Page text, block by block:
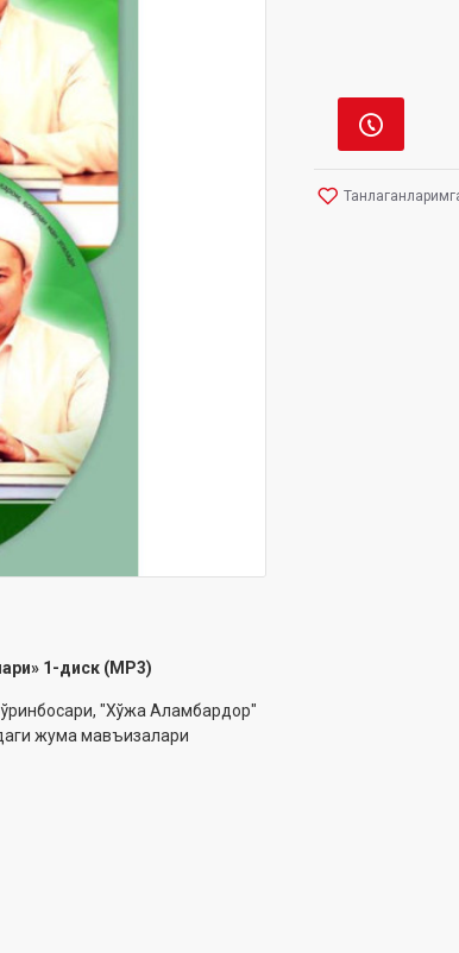
1-диск (МР3)
"Хўжа Аламбардор"
жума мавъизалари